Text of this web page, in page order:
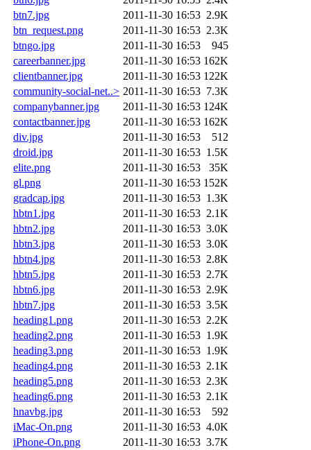
btn7.jpg
2011-11-30 16:53 2.9K
btn_request.png
2011-11-30 16:53 2.3K
btngo.jpg
2011-11-30 16:53
945
careerbanner.jpg
2011-11-30 16:53 162K
clientbanner.jpg
2011-11-30 16:53 122K
community-social-net..> 2011-11-30 16:53 7.3K
companybanner.jpg
2011-11-30 16:53 124K
contactbanner.jpg
2011-11-30 16:53 162K
div.jpg
2011-11-30 16:53
512
droid.jpg
2011-11-30 16:53 1.5K
elite.png
2011-11-30 16:53
35K
gl.png
2011-11-30 16:53 152K
gradcap.jpg
2011-11-30 16:53 1.3K
hbtn1.jpg
2011-11-30 16:53 2.1K
hbtn2.jpg
2011-11-30 16:53 3.0K
hbtn3.jpg
2011-11-30 16:53 3.0K
hbtn4.jpg
2011-11-30 16:53 2.8K
hbtn5.jpg
2011-11-30 16:53 2.7K
hbtn6.jpg
2011-11-30 16:53 2.9K
hbtn7.jpg
2011-11-30 16:53 3.5K
heading1.png
2011-11-30 16:53 2.2K
heading2.png
2011-11-30 16:53 1.9K
heading3.png
2011-11-30 16:53 1.9K
heading4.png
2011-11-30 16:53 2.1K
heading5.png
2011-11-30 16:53 2.3K
heading6.png
2011-11-30 16:53 2.1K
hnavbg.jpg
2011-11-30 16:53
592
iMac-On.png
2011-11-30 16:53 4.0K
iPhone-On.png
2011-11-30 16:53 3.7K